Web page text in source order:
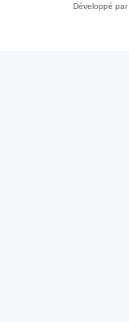
Développé par